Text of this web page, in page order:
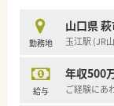
療体制を支
す。
■正社員の
700万円と
勤務地
山口県
玉江駅 (JR
給与
年収500
ご経験にあ